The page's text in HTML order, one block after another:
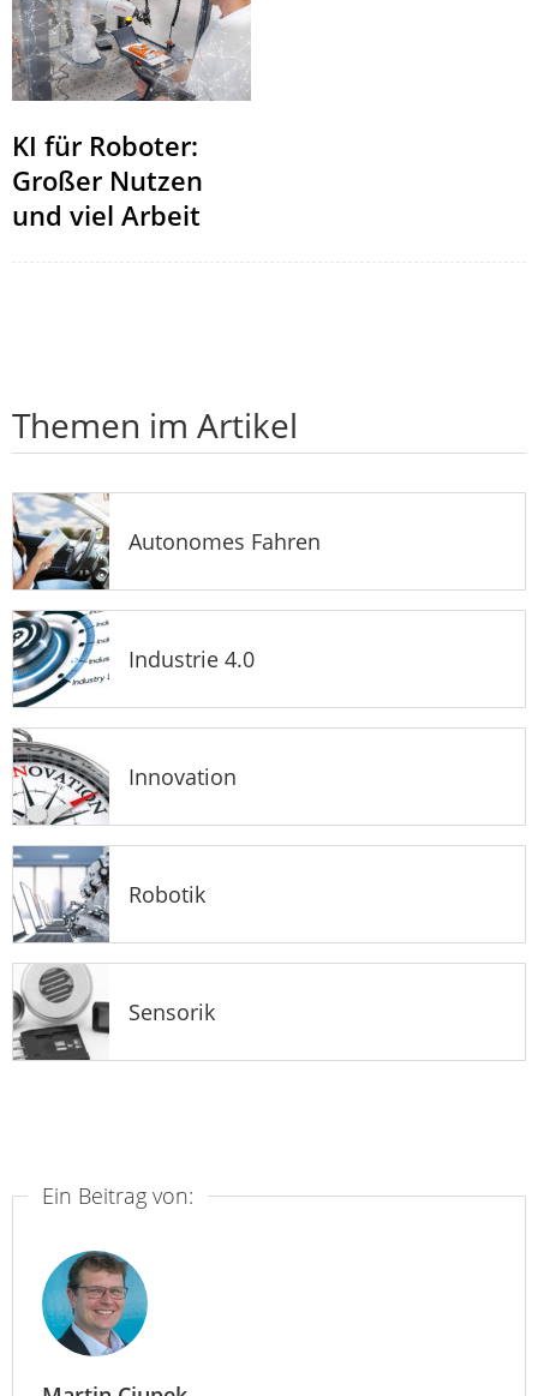
KI für Roboter:
Großer Nutzen
und viel Arbeit
Themen im Artikel
Autonomes Fahren
Industrie 4.0
Innovation
Robotik
Sensorik
Ein Beitrag von: